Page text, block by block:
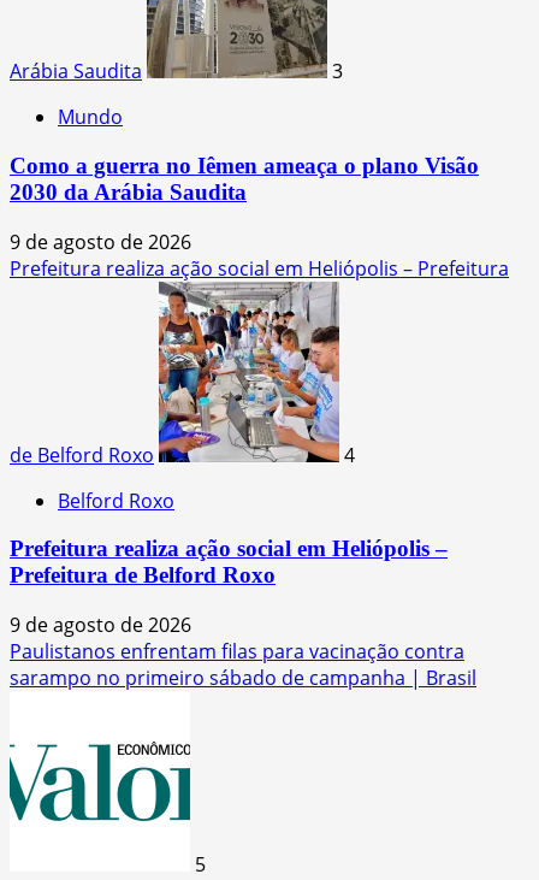
Arábia Saudita
3
Mundo
Como a guerra no Iêmen ameaça o plano Visão
2030 da Arábia Saudita
9 de agosto de 2026
Prefeitura realiza ação social em Heliópolis – Prefeitura
de Belford Roxo
4
Belford Roxo
Prefeitura realiza ação social em Heliópolis –
Prefeitura de Belford Roxo
9 de agosto de 2026
Paulistanos enfrentam filas para vacinação contra
sarampo no primeiro sábado de campanha | Brasil
5